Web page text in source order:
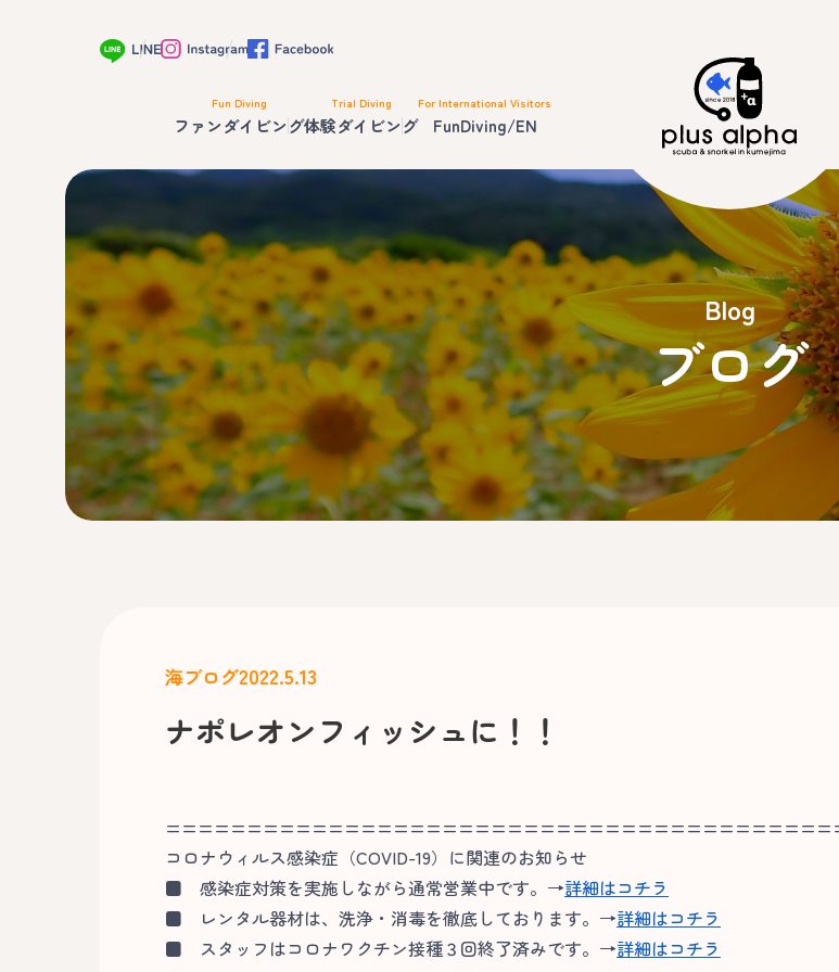
Fun Diving
ファンダイビング
Trial Diving
体験ダイビング
For International Visitors
FunDiving/EN
Blog
ブログ
海ブログ2022.5.13
ナポレオンフィッシュに！！
コロナウィルス感染症（COVID-19）に関連のお知らせ
■ 感染症対策を実施しながら通常営業中です。→詳細はコチラ
■ レンタル器材は、洗浄・消毒を徹底しております。→詳細はコチラ
■ スタッフはコロナワクチン接種３回終了済みです。→詳細はコチラ